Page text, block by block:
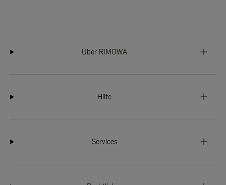
Über RIMOWA
Hilfe
Services